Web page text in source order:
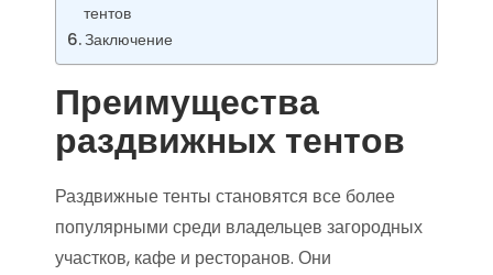
тентов
Заключение
Преимущества
раздвижных тентов
Раздвижные тенты становятся все более
популярными среди владельцев загородных
участков, кафе и ресторанов. Они